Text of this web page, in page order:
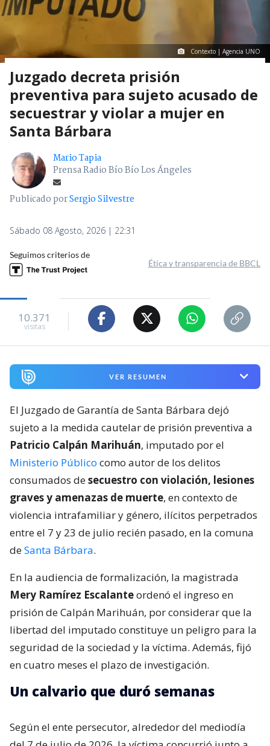
Contexto | Agencia UNO
Juzgado decreta prisión
preventiva para sujeto acusado de
secuestrar y violar a mujer en
Santa Bárbara
Mario Tapia
Prensa Radio Bío Bío Los Ángeles
Publicado porSergio Silvestre
Sábado 08 Agosto, 2026 | 22:31
Seguimos criterios de
Ética y transparencia de BBCL
10.371
visitas
VER RESUMEN
El Juzgado de Garantía de Santa Bárbara dejó
sujeto a la medida cautelar de prisión preventiva a
Patricio Calpán Marihuán, imputado por el
Ministerio Público como autor de los delitos
consumados desecuestro con violación, lesiones
graves y amenazas de muerte, en contexto de
violencia intrafamiliar y género, ilícitos perpetrados
entre el 7 y 23 de julio recién pasado, en la comuna
deSanta Bárbara.
En la audiencia de formalización, la magistrada
Mery Ramírez Escalanteordenó el ingreso en
prisión de Calpán Marihuán, por considerar que la
libertad del imputado constituye un peligro para la
seguridad de la sociedad y la víctima. Además, fijó
en cuatro meses el plazo de investigación.
Un calvario que duró semanas
Según el ente persecutor, alrededor del mediodía